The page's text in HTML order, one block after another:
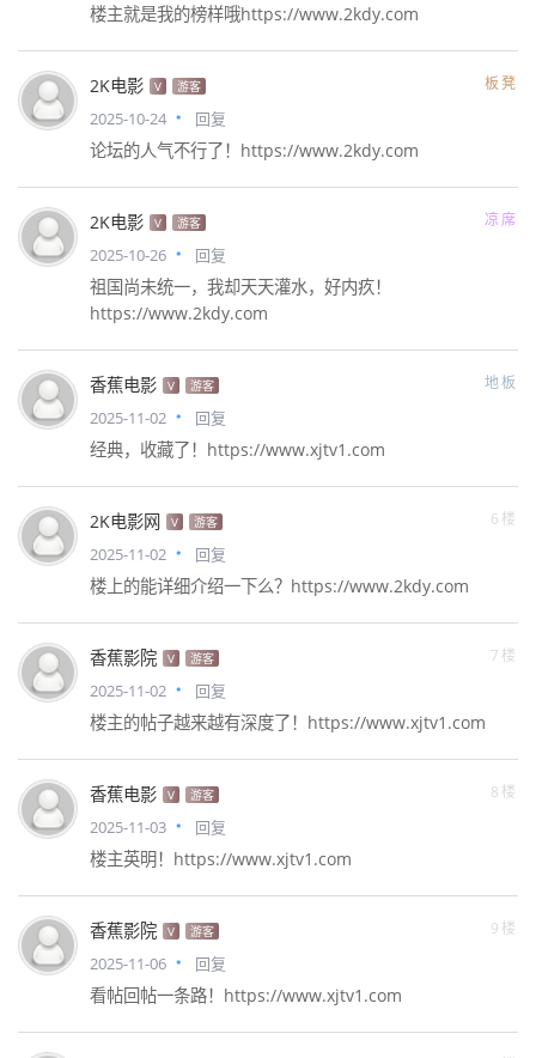
楼主就是我的榜样哦https://www.2kdy.com
2K电影 V 游客 板凳
2025-10-24 回复
论坛的人气不行了！https://www.2kdy.com
2K电影 V 游客 凉席
2025-10-26 回复
祖国尚未统一，我却天天灌水，好内疚！
https://www.2kdy.com
香蕉电影 V 游客 地板
2025-11-02 回复
经典，收藏了！https://www.xjtv1.com
2K电影网 V 游客 6楼
2025-11-02 回复
楼上的能详细介绍一下么？https://www.2kdy.com
香蕉影院 V 游客 7楼
2025-11-02 回复
楼主的帖子越来越有深度了！https://www.xjtv1.com
香蕉电影 V 游客 8楼
2025-11-03 回复
楼主英明！https://www.xjtv1.com
香蕉影院 V 游客 9楼
2025-11-06 回复
看帖回帖一条路！https://www.xjtv1.com